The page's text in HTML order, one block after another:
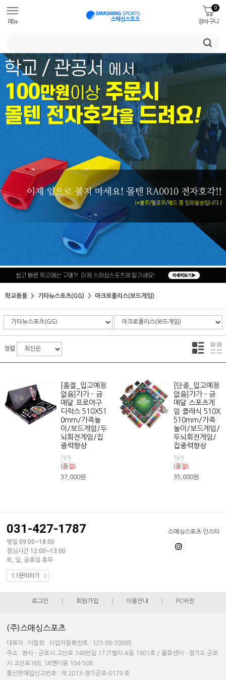
메뉴 장바구니
0
학교용품 기타뉴스포츠(GG) 아크로폴리스(보드게임)
정렬
[품절_입고예정
없음]가가 - 금
메달 프로야구
디럭스 510X51
0mm/가족놀
이/보드게임/두
뇌회전게임/집
중력향상
가가
(품절)
37,000원
[단종_입고예정
없음]가가 - 금
메달 스포츠게
임 클래식 510X
510mm/가족
놀이/보드게임/
두뇌회전게임/
집중력향상
가가
(품절)
35,000원
스매싱스포츠 인스타
031-427-1787
평일 09:00~18:00
점심시간 12:00~13:00
토, 일, 공휴일 휴무
1:1문의하기
로그인 회원가입 이용안내 PC버전
(주)스매싱스포츠
대표자 : 이철희 사업자등록번호 : 123-86-38685
주소 : 본사 - 군포시 고산로 148번길 17 IT밸리 A동 1901호 / 물류센터 - 경기도 군포
시 고산로166, SK벤티움 104-506
통신판매업신고번호 : 제 2013-경기군포-0179 호